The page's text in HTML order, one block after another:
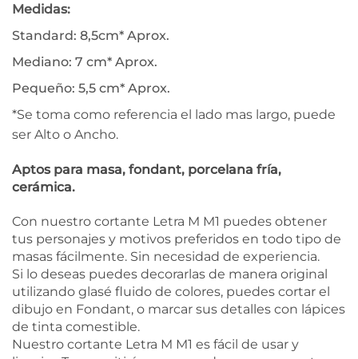
Medidas:
Standard: 8,5cm* Aprox.
Mediano: 7 cm* Aprox.
Pequeño: 5,5 cm* Aprox.
*Se toma como referencia el lado mas largo, puede
ser Alto o Ancho.
Aptos para masa, fondant, porcelana fría,
cerámica.
Con nuestro cortante Letra M M1 puedes obtener
tus personajes y motivos preferidos en todo tipo de
masas fácilmente. Sin necesidad de experiencia.
Si lo deseas puedes decorarlas de manera original
utilizando glasé fluido de colores, puedes cortar el
dibujo en Fondant, o marcar sus detalles con lápices
de tinta comestible.
Nuestro cortante Letra M M1 es fácil de usar y